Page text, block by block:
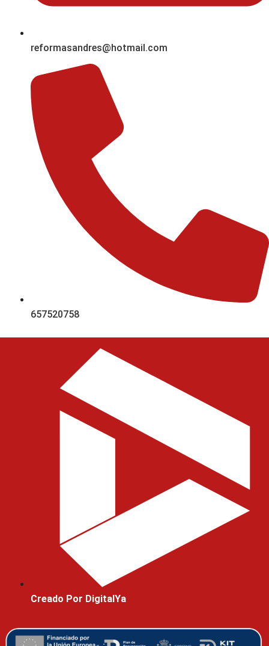
reformasandres@hotmail.com
657520758
Creado Por DigitalYa